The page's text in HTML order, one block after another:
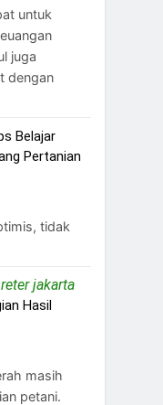
untuk
juga
dengan
Belajar
Pertanian
tidak
jakarta
Hasil
masih
petani.